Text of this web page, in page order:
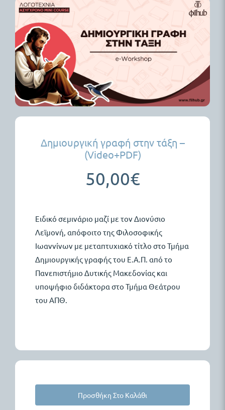
Δημιουργική γραφή στην τάξη –
(Video+PDF)
50,00€
Ειδικό σεμινάριο μαζί με τον Διονύσιο
Λεϊμονή, απόφοιτο της Φιλοσοφικής
Ιωαννίνων με μεταπτυχιακό τίτλο στο Τμήμα
Δημιουργικής γραφής του Ε.Α.Π. από το
Πανεπιστήμιο Δυτικής Μακεδονίας και
υποψήφιο διδάκτορα στο Τμήμα Θεάτρου
του ΑΠΘ.
Προσθήκη Στο Καλάθι